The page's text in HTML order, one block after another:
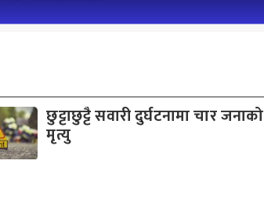
छुट्टाछुट्टै सवारी दुर्घटनामा चार जनाको
मृत्यु